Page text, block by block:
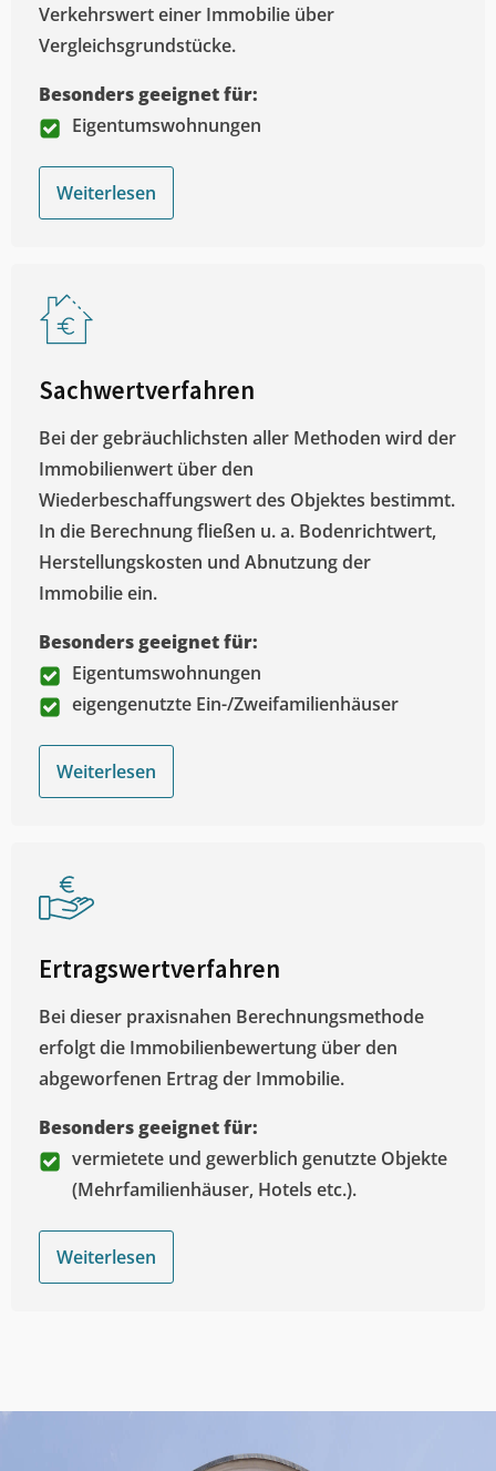
Verkehrswert einer Immobilie über
Vergleichsgrundstücke.
Besonders geeignet für:
Eigentumswohnungen
Weiterlesen
Sachwertverfahren
Bei der gebräuchlichsten aller Methoden wird der
Immobilienwert über den
Wiederbeschaffungswert des Objektes bestimmt.
In die Berechnung fließen u. a. Bodenrichtwert,
Herstellungskosten und Abnutzung der
Immobilie ein.
Besonders geeignet für:
Eigentumswohnungen
eigengenutzte Ein-/Zweifamilienhäuser
Weiterlesen
Ertragswertverfahren
Bei dieser praxisnahen Berechnungsmethode
erfolgt die Immobilienbewertung über den
abgeworfenen Ertrag der Immobilie.
Besonders geeignet für:
vermietete und gewerblich genutzte Objekte
(Mehrfamilienhäuser, Hotels etc.).
Weiterlesen